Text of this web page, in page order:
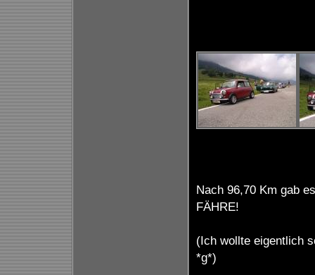
Nach 96,70 Km gab
FÄHRE!
(Ich wollte eigentlich
*g*)